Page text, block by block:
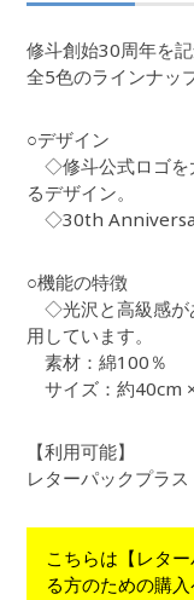
修斗創始30周年を
全5色のラインナッ
○デザイン
◇修斗公式ロゴを
るデザイン。
◇30th
○機能の特徴
◇光沢と高級感が
用しています。
素材：綿100％
サイズ：約40cm
【利用可能】
レターパックプラス
こちらは【レタ
る方のための購入